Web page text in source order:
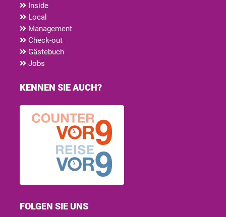
Inside
Local
Management
Check-out
Gästebuch
Jobs
KENNEN SIE AUCH?
FOLGEN SIE UNS